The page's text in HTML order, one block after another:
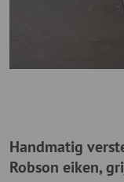
Handmatig
Robson eiken,